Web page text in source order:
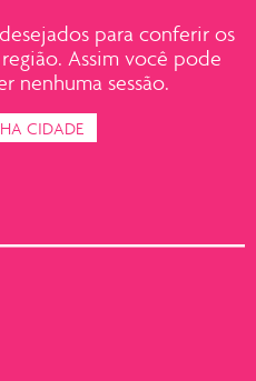
para conferir os
Assim você pode
nenhuma sessão.
CIDADE